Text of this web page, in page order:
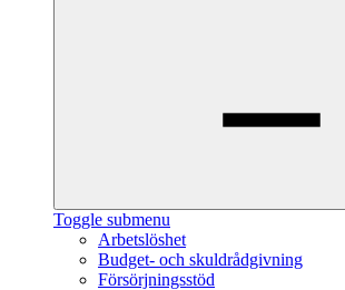
Toggle submenu
Arbetslöshet
Budget- och skuldrådgivning
Försörjningsstöd